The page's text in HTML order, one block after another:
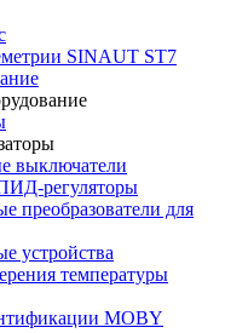
SINAUT ST7
выключатели
регуляторы
преобразователи для
устройства
температуры
MOBY